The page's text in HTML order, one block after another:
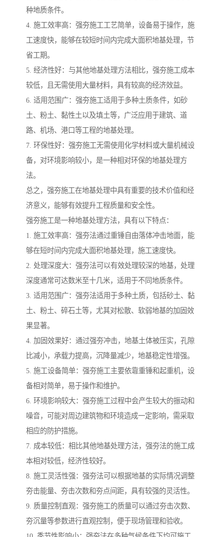
种地质条件。
4. 施工效率高：强夯施工工艺简单，设备易于操作，施
工速度快，能够在较短时间内完成大面积地基处理，节
省工期。
5. 经济性好：与其他地基处理方法相比，强夯施工成本
较低，且无需使用大量材料，具有较高的经济效益。
6. 适用范围广：强夯施工适用于多种土质条件，如砂
土、粉土、黏性土以及填土等，广泛应用于建筑、道
路、机场、港口等工程的地基处理。
7. 环保性好：强夯施工无需使用化学材料或大量机械设
备，对环境影响较小，是一种相对环保的地基处理方
法。
总之，强夯施工在地基处理中具有重要的技术价值和经
济意义，能够有效提升工程质量和安全性。
强夯施工是一种地基处理方法，具有以下特点：
1. 施工效率高：强夯法通过重锤自由落体冲击地面，能
够在短时间内完成大面积地基处理，施工速度快。
2. 处理深度大：强夯法可以有效处理较深的地基，处理
深度通常可达数米至十几米，适用于不同地质条件。
3. 适用范围广：强夯法适用于多种土质，包括砂土、黏
土、粉土、碎石土等，尤其对松散、软弱地基的加固效
果显著。
4. 加固效果好：通过强夯冲击，地基土体被压实，孔隙
比减小，承载力提高，沉降量减少，地基稳定性增强。
5. 施工设备简单：强夯施工主要依靠重锤和起重机，设
备相对简单，易于操作和维护。
6. 环境影响较大：强夯施工过程中会产生较大的振动和
噪音，可能对周边建筑物和环境造成一定影响，需采取
相应的防护措施。
7. 成本较低：相比其他地基处理方法，强夯法的施工成
本相对较低，经济性较好。
8. 施工灵活性强：强夯法可以根据地基的实际情况调整
夯击能量、夯击次数和夯点间距，具有较强的灵活性。
9. 质量控制直观：强夯施工的质量可以通过夯击次数、
夯沉量等参数进行直观控制，便于现场管理和验收。